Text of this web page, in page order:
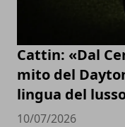
Cattin: «Dal
mito del
lingua del
10/07/2026